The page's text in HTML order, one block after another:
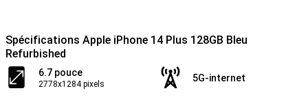
Spécifications Apple iPhone 14 Plus 128GB Bleu
Refurbished
6.7 pouce
2778x1284 pixels
5G-internet